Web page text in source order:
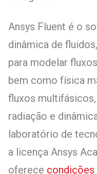
Ansys Fluent é o
dinâmica de
para modelar
bem como física
fluxos
radiação e
laboratório de
a licença Ansys
oferece condições